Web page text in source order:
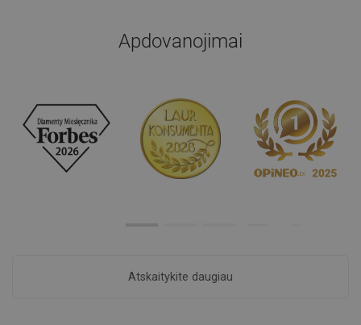
Apdovanojimai
Atskaitykite daugiau